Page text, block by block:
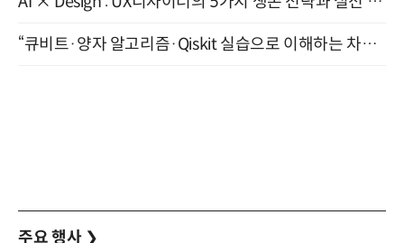
“큐비트·양자 알고리즘·Qiskit 실습으로 이해하는 차세대 컴퓨팅” (8/28)
주요 행사 ❯